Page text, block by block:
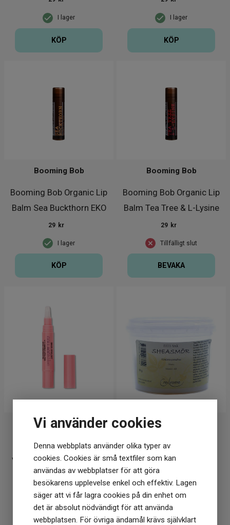
Vi använder cookies
Denna webbplats använder olika typer av
cookies. Cookies är små textfiler som kan
användas av webbplatser för att göra
besökarens upplevelse enkel och effektiv. Lagen
säger att vi får lagra cookies på din enhet om
det är absolut nödvändigt för att använda
webbplatsen. För övriga ändamål krävs självklart
I lager
KÖP
I lager
KÖP
Booming Bob Organic Lip
Balm Sea Buckthorn EKO
Booming Bob
I lager
29 kr
KÖP
Booming Bob Organic Lip
Balm Tea Tree & L-Lysine
E
Booming Bob
Tillfälligt slut
29 kr
BEVAKA
Collagen More
Volumizing Lipgloss 3ml
Kristallpunkten
I lager
225
KÖP
Crearome Sheasmör
100g
Crearome
I lager
79 kr
KÖP